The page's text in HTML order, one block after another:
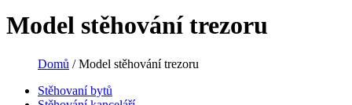
Model stěhování trezoru
Domů /Model stěhování trezoru
Stěhovaní bytů